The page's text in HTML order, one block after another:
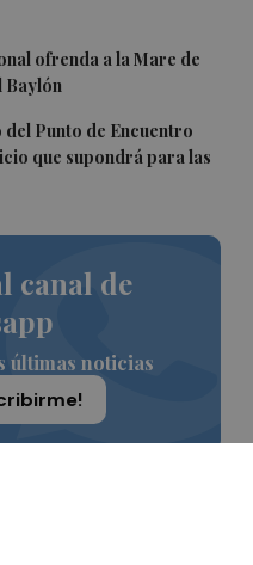
ofrenda a la Mare de
Baylón
Punto de Encuentro
que supondrá para las
canal de
últimas noticias